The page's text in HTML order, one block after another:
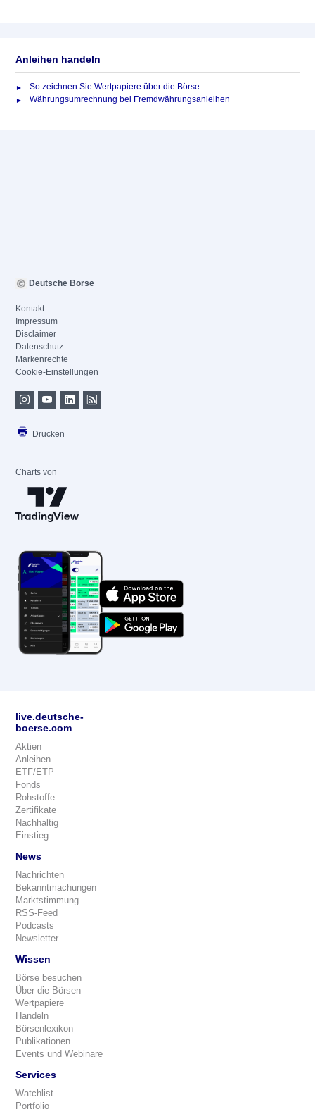
Anleihen handeln
So zeichnen Sie Wertpapiere über die Börse
Währungsumrechnung bei Fremdwährungsanleihen
Deutsche Börse
Kontakt
Impressum
Disclaimer
Datenschutz
Markenrechte
Cookie-Einstellungen
Drucken
Charts von
live.deutsche-
boerse.com
Aktien
Anleihen
ETF/ETP
Fonds
Rohstoffe
Zertifikate
Nachhaltig
Einstieg
News
Nachrichten
Bekanntmachungen
Marktstimmung
RSS-Feed
Podcasts
Newsletter
Wissen
Börse besuchen
Über die Börsen
Wertpapiere
Handeln
Börsenlexikon
Publikationen
Events und Webinare
Services
Watchlist
Portfolio